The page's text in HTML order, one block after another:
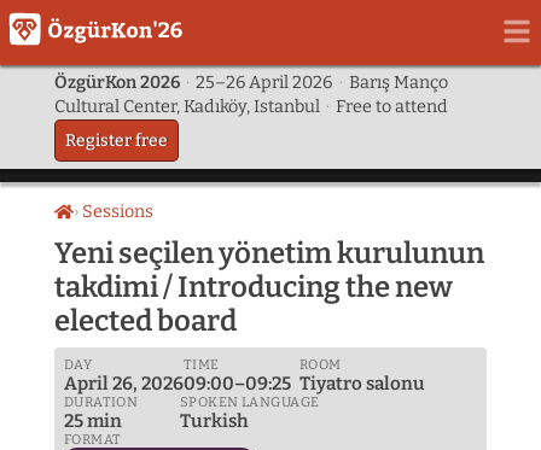
ÖzgürKon 2026 · 25–26 April 2026 · Barış Manço
Cultural Center, Kadıköy, Istanbul · Free to attend
Register free
HomeSessions
Yeni seçilen yönetim kurulunun
takdimi / Introducing the new
elected board
DAY
April 26, 2026
TIME
09:00–09:25
ROOM
Tiyatro salonu
DURATION
25 min
SPOKEN LANGUAGE
Turkish
FORMAT